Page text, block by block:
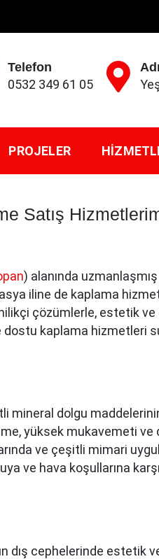
Telefon
0532 349 61 05
PROJELER
Satış
) alanında
iline de kaplama
çözümlerle, estetik ve
kaplama hizmetleri
mineral dolgu
yüksek mukavemeti ve
ve çeşitli mimari
ve hava koşullarına
cephelerinde estetik ve